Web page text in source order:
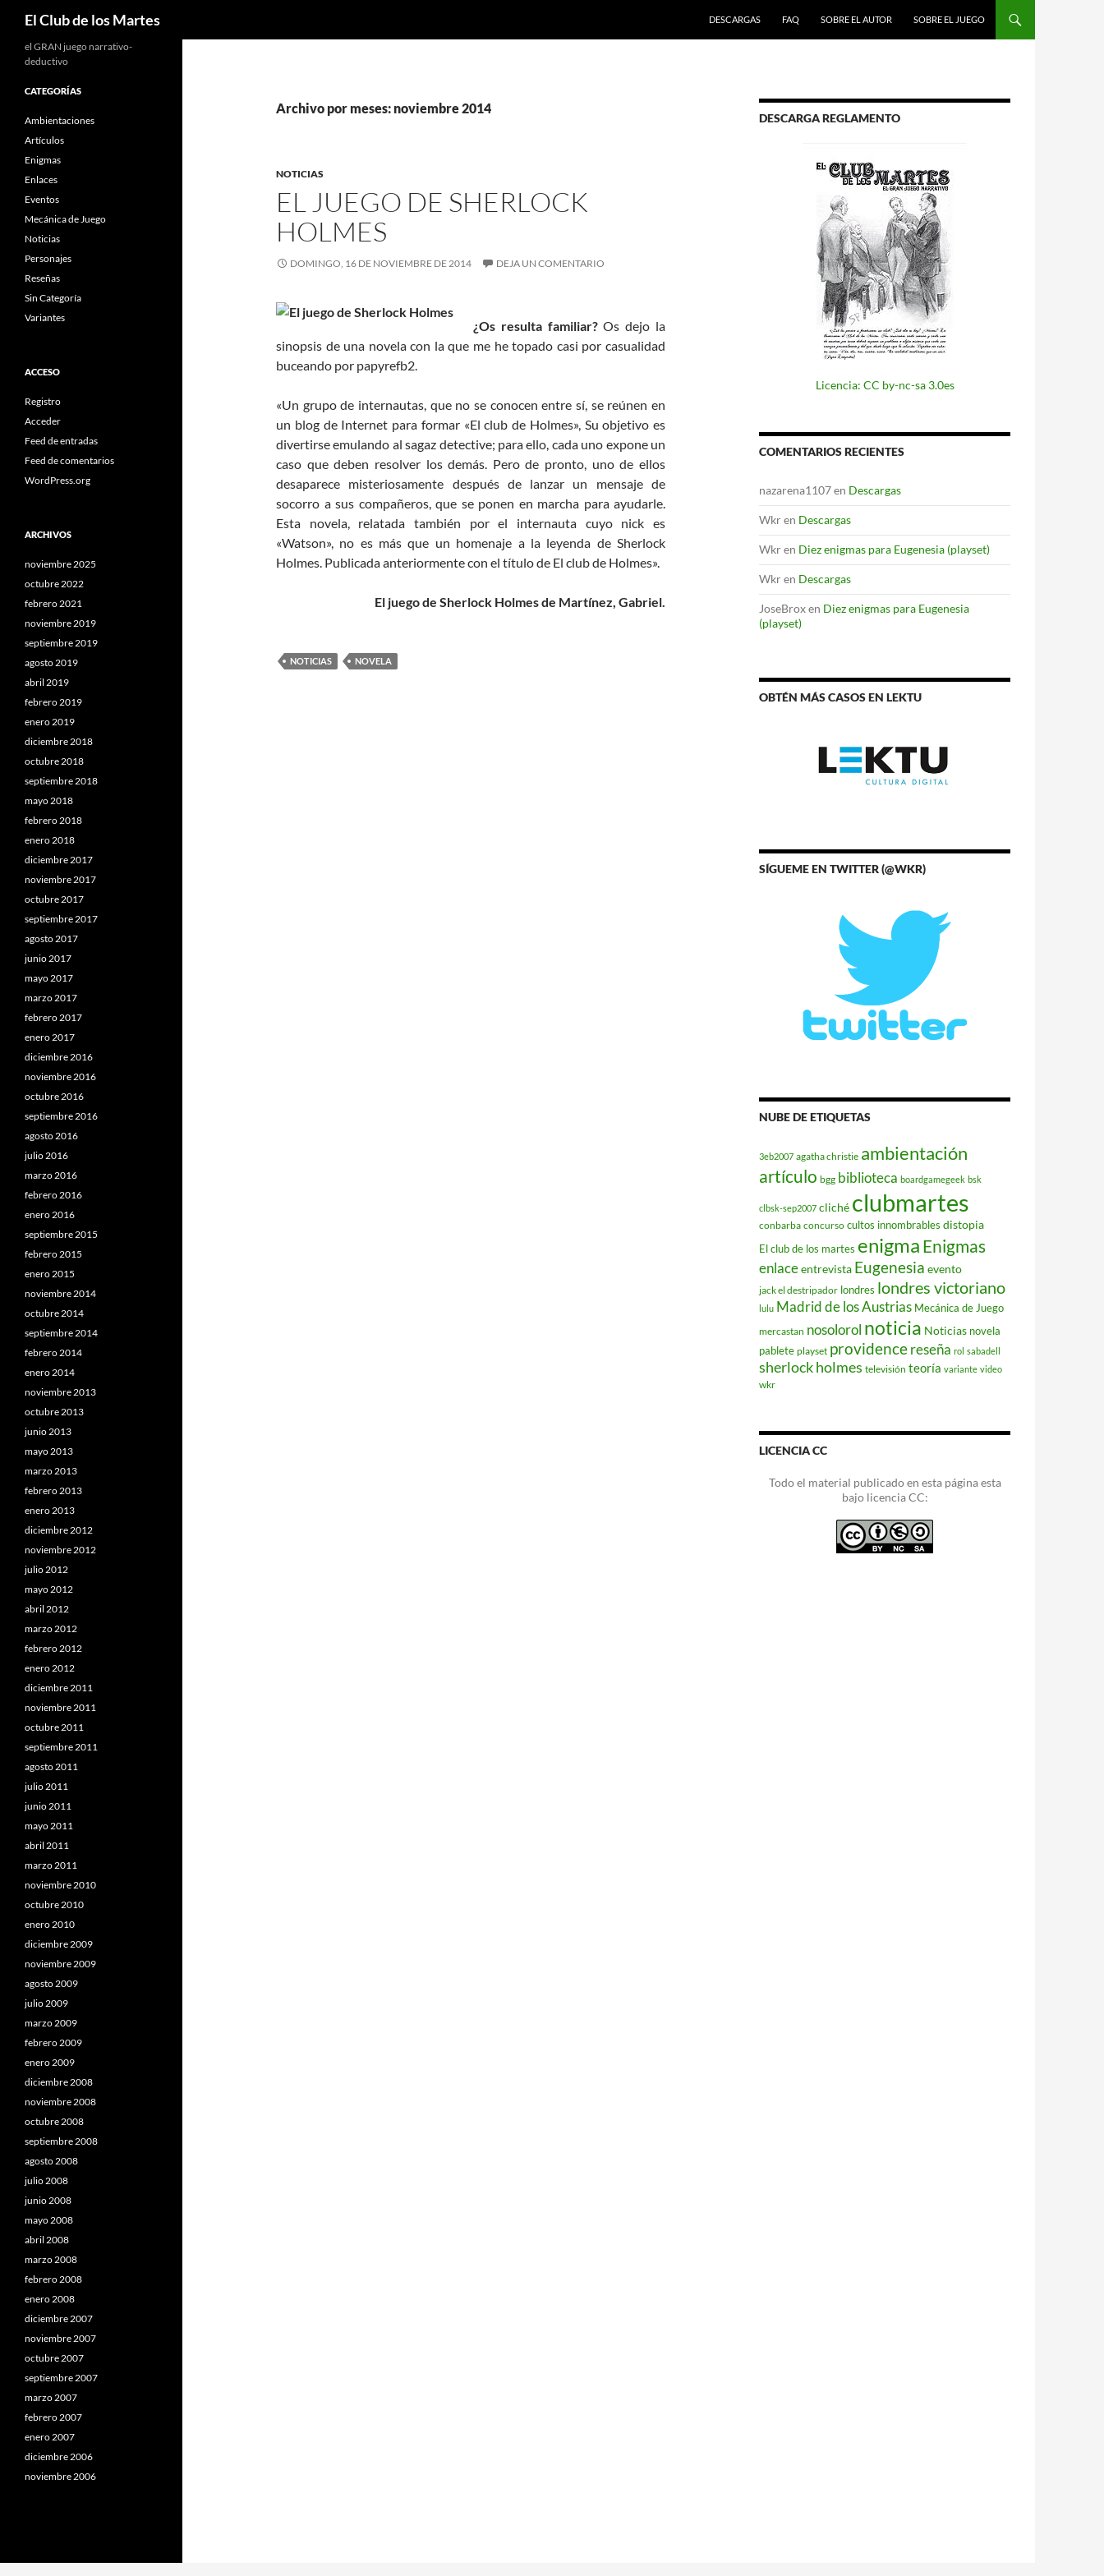
El Club de los Martes
DESCARGAS
FAQ SOBRE EL AUTOR SOBRE EL JUEGO
Archivo por meses: noviembre 2014
NOTICIAS
EL JUEGO DE SHERLOCK
HOLMES
DOMINGO, 16 DE NOVIEMBRE DE 2014 DEJA UN COMENTARIO
¿Os resulta familiar?Os dejo la
sinopsis de una novela con la que me he topado casi por casualidad
buceando por papyrefb2.
«Un grupo de internautas, que no se conocen entre sí, se reúnen en
un blog de Internet para formar «El club de Holmes», Su objetivo es
divertirse emulando al sagaz detective; para ello, cada uno expone un
caso que deben resolver los demás. Pero de pronto, uno de ellos
desaparece misteriosamente después de lanzar un mensaje de
socorro a sus compañeros, que se ponen en marcha para ayudarle.
Esta novela, relatada también por el internauta cuyo nick es
«Watson», no es más que un homenaje a la leyenda de Sherlock
Holmes. Publicada anteriormente con el título de El club de Holmes».
El juego de Sherlock Holmes de Martínez, Gabriel.
NOTICIAS NOVELA
DESCARGA REGLAMENTO
Licencia: CC by-nc-sa 3.0es
COMENTARIOS RECIENTES
nazarena1107en Descargas
Wkren Descargas
Wkren Diez enigmas para Eugenesia (playset)
Wkren Descargas
JoseBroxen Diez enigmas para Eugenesia
(playset)
OBTÉN MÁS CASOS EN LEKTU
SÍGUEME EN TWITTER (@WKR)
NUBE DE ETIQUETAS
3eb2007 agatha christie ambientación
artículo bgg biblioteca boardgamegeek bsk
clbsk-sep2007 cliché clubmartes
conbarba concurso cultos innombrables distopia
El club de los martes enigma Enigmas
enlaceentrevista Eugenesia evento
jack el destripador londres londres victoriano
lulu Madrid de los Austrias Mecánica de Juego
mercastan nosolorol noticia Noticias novela
pablete playset providencereseña rol sabadell
sherlock holmes televisión teoría variante video
wkr
LICENCIA CC
Todo el material publicado en esta página esta
bajo licencia CC:
el GRAN juego narrativo-
deductivo
CATEGORÍAS
Ambientaciones
Artículos
Enigmas
Enlaces
Eventos
Mecánica de Juego
Noticias
Personajes
Reseñas
Sin Categoría
Variantes
ACCESO
Registro
Acceder
Feed de entradas
Feed de comentarios
WordPress.org
ARCHIVOS
noviembre 2025
octubre 2022
febrero 2021
noviembre 2019
septiembre 2019
agosto 2019
abril 2019
febrero 2019
enero 2019
diciembre 2018
octubre 2018
septiembre 2018
mayo 2018
febrero 2018
enero 2018
diciembre 2017
noviembre 2017
octubre 2017
septiembre 2017
agosto 2017
junio 2017
mayo 2017
marzo 2017
febrero 2017
enero 2017
diciembre 2016
noviembre 2016
octubre 2016
septiembre 2016
agosto 2016
julio 2016
marzo 2016
febrero 2016
enero 2016
septiembre 2015
febrero 2015
enero 2015
noviembre 2014
octubre 2014
septiembre 2014
febrero 2014
enero 2014
noviembre 2013
octubre 2013
junio 2013
mayo 2013
marzo 2013
febrero 2013
enero 2013
diciembre 2012
noviembre 2012
julio 2012
mayo 2012
abril 2012
marzo 2012
febrero 2012
enero 2012
diciembre 2011
noviembre 2011
octubre 2011
septiembre 2011
agosto 2011
julio 2011
junio 2011
mayo 2011
abril 2011
marzo 2011
noviembre 2010
octubre 2010
enero 2010
diciembre 2009
noviembre 2009
agosto 2009
julio 2009
marzo 2009
febrero 2009
enero 2009
diciembre 2008
noviembre 2008
octubre 2008
septiembre 2008
agosto 2008
julio 2008
junio 2008
mayo 2008
abril 2008
marzo 2008
febrero 2008
enero 2008
diciembre 2007
noviembre 2007
octubre 2007
septiembre 2007
marzo 2007
febrero 2007
enero 2007
diciembre 2006
noviembre 2006